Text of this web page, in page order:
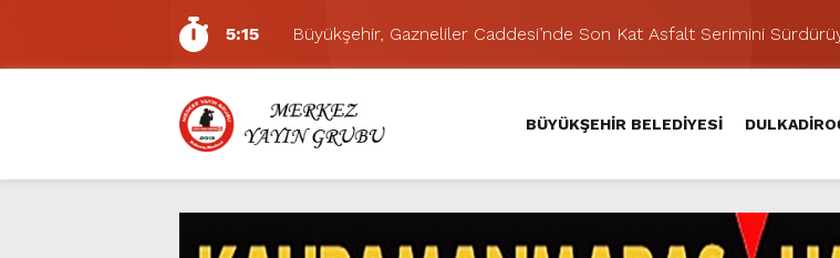
5:15
Büyükşehir, Gazneliler Caddesi’nde Son Kat Asfalt Serimini
6:54
Büyükşehir, Dulkadiroğlu Hacı Murat Caddesi’ni Asfalta Hazırlıyor.
6:53
Büyükşehir’den Dulkadiroğlu Kırsalına Değer Katan Yol Yatırımı.
6:50
Geleneksel Ağustos Fuarı’nda Eğlence ve Nostalji Bir Aradaydı.
6:48
Tevfik Kadıoğlu Kavşağı Yeni Düzenlemeyle Daha Akıcı Hale Geliyor.
10:21
Dedublüman KAFUM’da Müzik Ziyafeti Yaşatacak.
16:31
Yeşilçam’ın Efsanesi Ağustos Fuarı’nda Hayat Bulacak
BÜYÜKŞEHİR BELEDİYESİ